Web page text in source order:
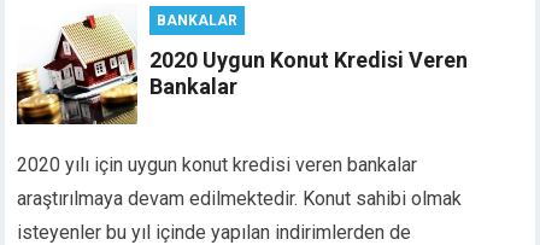
panel
panel
panel
panel
Panel
BANKALAR
2020 Uygun Konut Kredisi Veren
Bankalar
2020 yılı için uygun konut kredisi veren bankalar
araştırılmaya devam edilmektedir. Konut sahibi olmak
isteyenler bu yıl içinde yapılan indirimlerden de